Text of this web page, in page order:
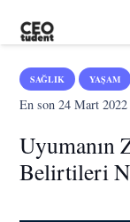
SAĞLIK YAŞAM
En son24 Mart 2022
Uyumanın
Belirtileri